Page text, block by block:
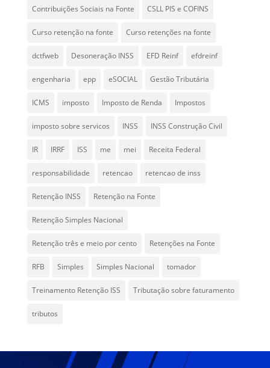
Contribuições Sociais na Fonte CSLL PIS e COFINS
Curso retenção na fonte Curso retenções na fonte
dctfweb Desoneração INSS EFD Reinf efdreinf
engenharia epp eSOCIAL Gestão Tributária
ICMS imposto Imposto de Renda Impostos
imposto sobre servicos INSS INSS Construção Civil
IR IRRF ISS me mei Receita Federal
responsabilidade retencao retencao de inss
Retenção INSS Retenção na Fonte
Retenção Simples Nacional
Retenção três e meio por cento Retenções na Fonte
RFB Simples Simples Nacional tomador
Treinamento Retenção ISS Tributação sobre faturamento
tributos